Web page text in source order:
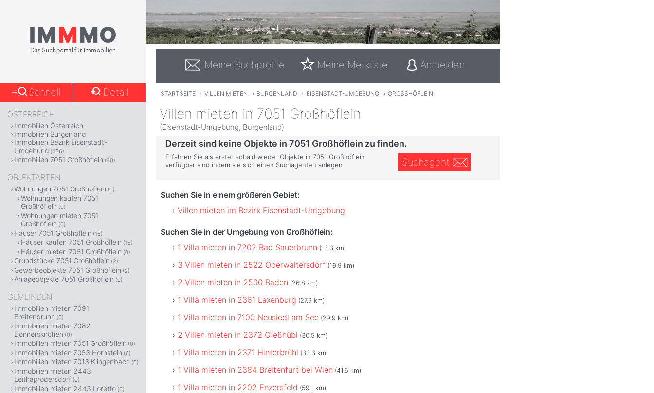
Meine Suchprofile Meine Merkliste Anmelden
STARTSEITE › VILLEN MIETEN › BURGENLAND › EISENSTADT-UMGEBUNG › GROSSHÖFLEIN
Villen mieten in 7051 Großhöflein
(Eisenstadt-Umgebung, Burgenland)
Derzeit sind keine Objekte in 7051 Großhöflein zu finden.
Erfahren Sie als erster sobald wieder Objekte in 7051 Großhöflein
verfügbar sind indem sie sich einen Suchagenten anlegen
Suchagent
Suchen Sie in einem größeren Gebiet:
Villen mieten im Bezirk Eisenstadt-Umgebung
Suchen Sie in der Umgebung von Großhöflein:
1 Villa mieten in 7202 Bad Sauerbrunn (13.3 km)
3 Villen mieten in 2522 Oberwaltersdorf (19.9 km)
2 Villen mieten in 2500 Baden (26.8 km)
1 Villa mieten in 2361 Laxenburg (27.9 km)
1 Villa mieten in 7100 Neusiedl am See (29.9 km)
2 Villen mieten in 2372 Gießhübl (30.5 km)
1 Villa mieten in 2371 Hinterbrühl (33.3 km)
1 Villa mieten in 2384 Breitenfurt bei Wien (41.6 km)
1 Villa mieten in 2202 Enzersfeld (59.1 km)
Schnell Detail
ÖSTERREICH
Immobilien Österreich
Immobilien Burgenland
Immobilien Bezirk Eisenstadt-
Umgebung (436)
Immobilien 7051 Großhöflein (20)
OBJEKTARTEN
Wohnungen 7051 Großhöflein (0)
Wohnungen kaufen 7051
Großhöflein (0)
Wohnungen mieten 7051
Großhöflein (0)
Häuser 7051 Großhöflein (16)
Häuser kaufen 7051 Großhöflein (16)
Häuser mieten 7051 Großhöflein (0)
Grundstücke 7051 Großhöflein (2)
Gewerbeobjekte 7051 Großhöflein (2)
Anlageobjekte 7051 Großhöflein (0)
GEMEINDEN
Immobilien mieten 7091
Breitenbrunn (0)
Immobilien mieten 7082
Donnerskirchen (0)
Immobilien mieten 7051 Großhöflein (0)
Immobilien mieten 7053 Hornstein (0)
Immobilien mieten 7013 Klingenbach (0)
Immobilien mieten 2443
Leithaprodersdorf (0)
Immobilien mieten 2443 Loretto (0)